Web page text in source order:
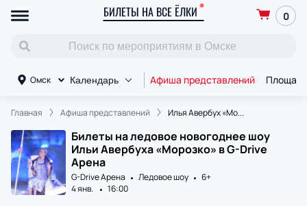
БИЛЕТЫ НА ВСЕ ЁЛКИ 0
Омск Календарь Афиша представлений
Главная Афиша представлений Илья Авербух «Мо...
Билеты на ледовое новогоднее шоу
Ильи Авербуха «Морозко» в G-Drive
Арена
G-Drive Арена Ледовое шоу
6+
4 янв.
16:00